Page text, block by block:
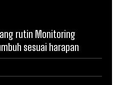
rutin Monitoring
sesuai harapan